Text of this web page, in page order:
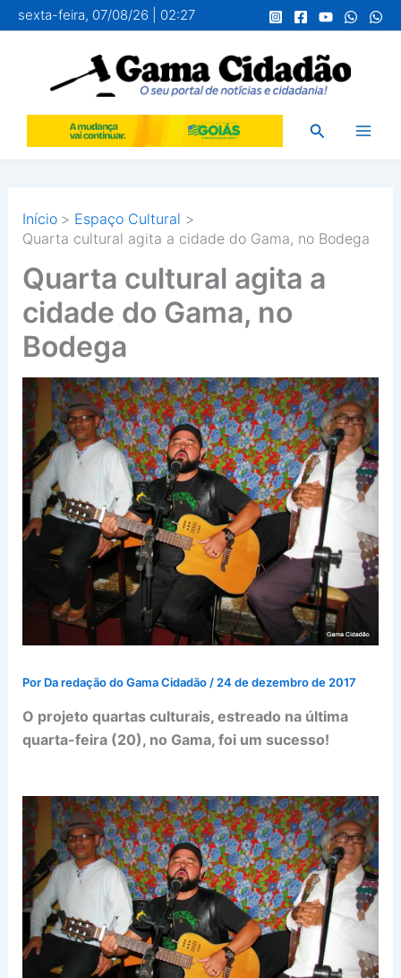
para
conteúdo
sexta-feira, 07/08/26 | 02:27
Pesquisar
Início
Espaço Cultural
Quarta cultural agita a cidade do Gama, no Bodega
Quarta cultural agita a
cidade do Gama, no
Bodega
Por Da redação do Gama Cidadão / 24 de dezembro de 2017
O projeto quartas culturais, estreado na última
quarta-feira (20), no Gama, foi um sucesso!